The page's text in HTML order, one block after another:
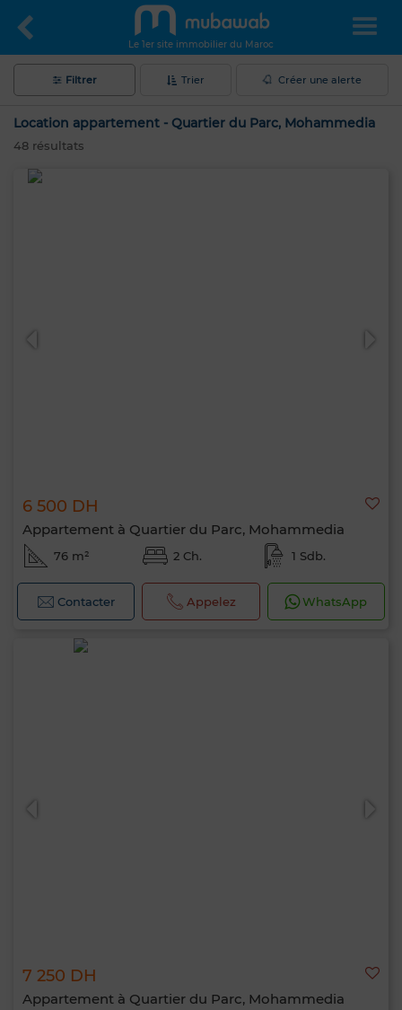
Le 1er site immobilier du Maroc
Filtrer Trier Créer une alerte
Location appartement - Quartier du Parc, Mohammedia
48 résultats
6 500 DH
Appartement à Quartier du Parc, Mohammedia
76 m² 2 Ch. 1 Sdb.
Contacter Appelez WhatsApp
7 250 DH
Appartement à Quartier du Parc, Mohammedia